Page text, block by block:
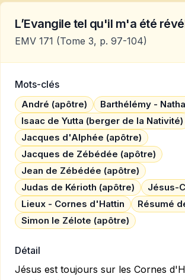
L’Evangile tel qu'il m'a été
EMV 171 (Tome 3, p. 97-104)
Mots-clés
André (apôtre)
Barthélémy -
Isaac de Yutta (berger de la Nativité)
Jacques d'Alphée (apôtre)
Jacques de Zébédée (apôtre)
Jean de Zébédée (apôtre)
Judas de Kérioth (apôtre)
Jésus-
Lieux - Cornes d'Hattin
Résumé
Simon le Zélote (apôtre)
Détail
Jésus est toujours sur les Cornes